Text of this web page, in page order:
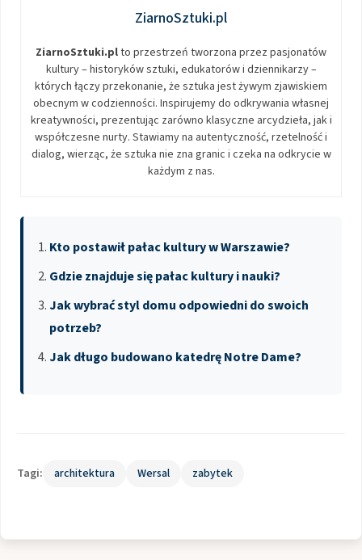
ZiarnoSztuki.pl
ZiarnoSztuki.plto przestrzeń tworzona przez pasjonatów
kultury – historyków sztuki, edukatorów i dziennikarzy –
których łączy przekonanie, że sztuka jest żywym zjawiskiem
obecnym w codzienności. Inspirujemy do odkrywania własnej
kreatywności, prezentując zarówno klasyczne arcydzieła, jak i
współczesne nurty. Stawiamy na autentyczność, rzetelność i
dialog, wierząc, że sztuka nie zna granic i czeka na odkrycie w
każdym z nas.
Kto postawił pałac kultury w Warszawie?
Gdzie znajduje się pałac kultury i nauki?
Jak wybrać styl domu odpowiedni do swoich
potrzeb?
Jak długo budowano katedrę Notre Dame?
Tagi: architektura Wersal zabytek